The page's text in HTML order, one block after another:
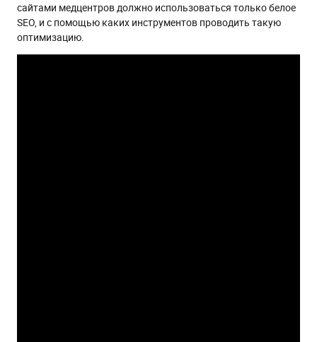
сайтами медцентров должно использоваться только белое
SEO, и с помощью каких инструментов проводить такую
оптимизацию.